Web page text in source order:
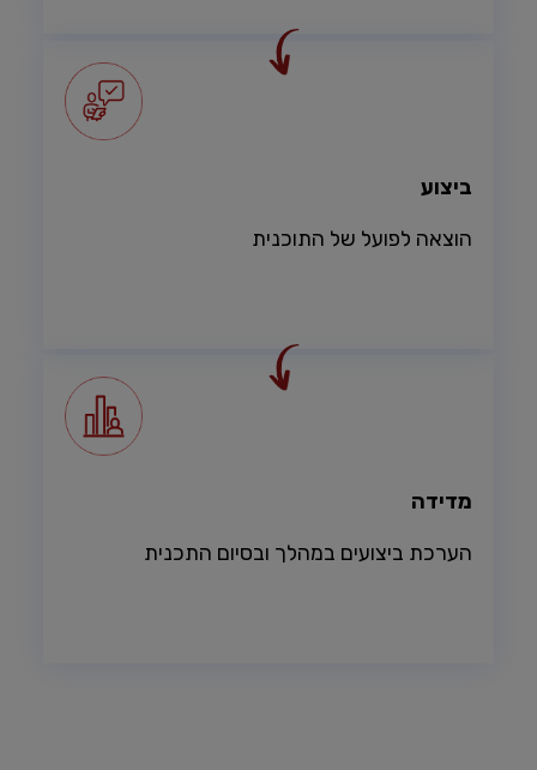
ביצוע
הוצאה לפועל של התוכנית
מדידה
הערכת ביצועים במהלך ובסיום התכנית